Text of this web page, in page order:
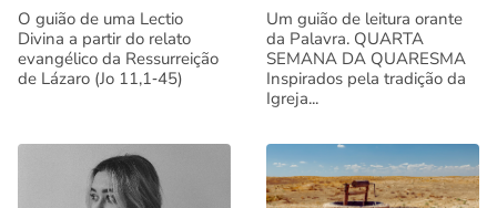
O guião de uma Lectio
Divina a partir do relato
evangélico da Ressurreição
de Lázaro (Jo 11,1‑45)
Um guião de leitura orante
da Palavra. QUARTA
SEMANA DA QUARESMA
Inspirados pela tradição da
Igreja...